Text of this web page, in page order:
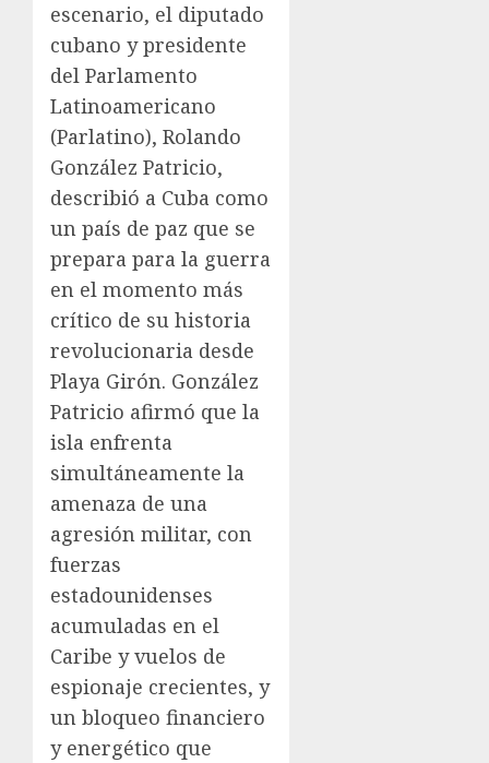
escenario, el diputado
cubano y presidente
del Parlamento
Latinoamericano
(Parlatino), Rolando
González Patricio,
describió a Cuba como
un país de paz que se
prepara para la guerra
en el momento más
crítico de su historia
revolucionaria desde
Playa Girón. González
Patricio afirmó que la
isla enfrenta
simultáneamente la
amenaza de una
agresión militar, con
fuerzas
estadounidenses
acumuladas en el
Caribe y vuelos de
espionaje crecientes, y
un bloqueo financiero
y energético que